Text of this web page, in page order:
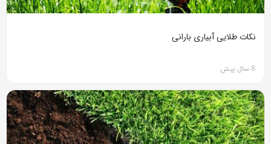
نکات طلایی آبیاری بارانی
8 سال پیش